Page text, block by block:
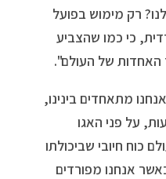
רק מימוש בפועל
כי כמו שהצביע
האחדות של העולם".
מתאחדים בינינו,
על פני האגו
כוח חיובי שביכולתו
אנחנו מפורדים